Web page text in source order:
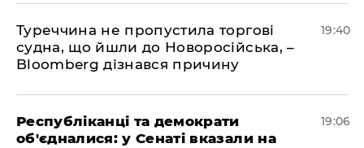
Туреччина не пропустила торгові
судна, що йшли до Новоросійська, –
Bloomberg дізнався причину
19:40
Республіканці та демократи
об'єдналися: у Сенаті вказали на
19:06